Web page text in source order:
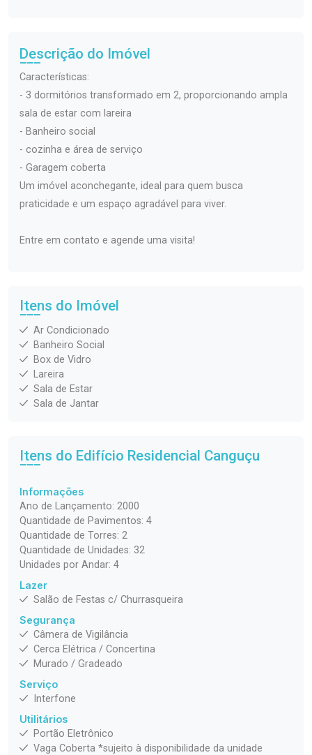
Descrição do Imóvel
Características:
- 3 dormitórios transformado em 2, proporcionando ampla
sala de estar com lareira
- Banheiro social
- cozinha e área de serviço
- Garagem coberta
Um imóvel aconchegante, ideal para quem busca
praticidade e um espaço agradável para viver.
Entre em contato e agende uma visita!
Itens do Imóvel
Ar Condicionado
Banheiro Social
Box de Vidro
Lareira
Sala de Estar
Sala de Jantar
Itens do Edifício Residencial Canguçu
Informações
Ano de Lançamento: 2000
Quantidade de Pavimentos: 4
Quantidade de Torres: 2
Quantidade de Unidades: 32
Unidades por Andar: 4
Lazer
Salão de Festas c/ Churrasqueira
Segurança
Câmera de Vigilância
Cerca Elétrica / Concertina
Murado / Gradeado
Serviço
Interfone
Utilitários
Portão Eletrônico
Vaga Coberta *sujeito à disponibilidade da unidade